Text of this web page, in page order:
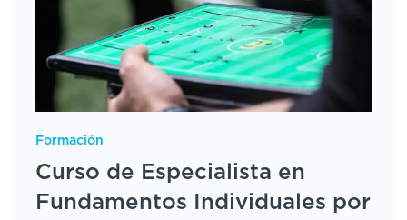
Formación
Curso de Especialista en
Fundamentos Individuales por